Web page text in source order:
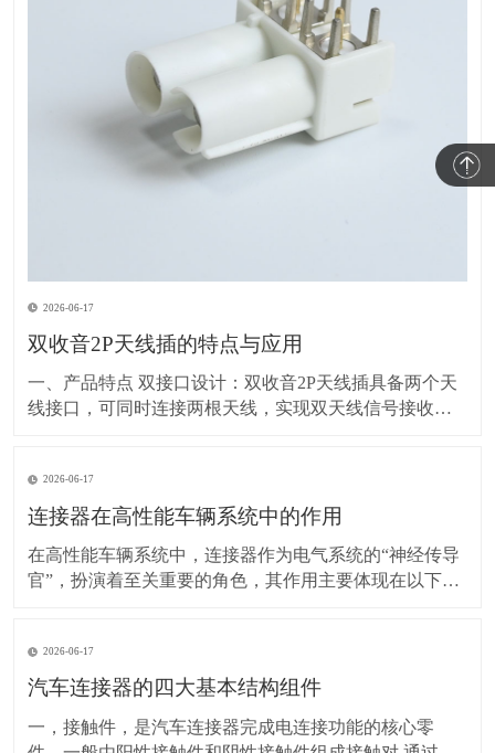
2026-06-17
双收音2P天线插的特点与应用
一、产品特点 双接口设计：双收音2P天线插具备两个天
线接口，可同时连接两根天线，实现双天线信号接收功
插座设计紧凑，易于安装和使用。同时，这种结构也保
证了信号传输的稳定性和可靠性。 兼容
2026-06-17
连接器在高性能车辆系统中的作用
在高性能车辆系统中，连接器作为电气系统的“神经传导
官”，扮演着至关重要的角色，其作用主要体现在以下几
统、灯光、音响等。可靠的电源传输保障这些部件正常
工作，例如点火系统得到稳定电能才能产生足够强的
2026-06-17
汽车连接器的四大基本结构组件
一，接触件，是汽车连接器完成电连接功能的核心零